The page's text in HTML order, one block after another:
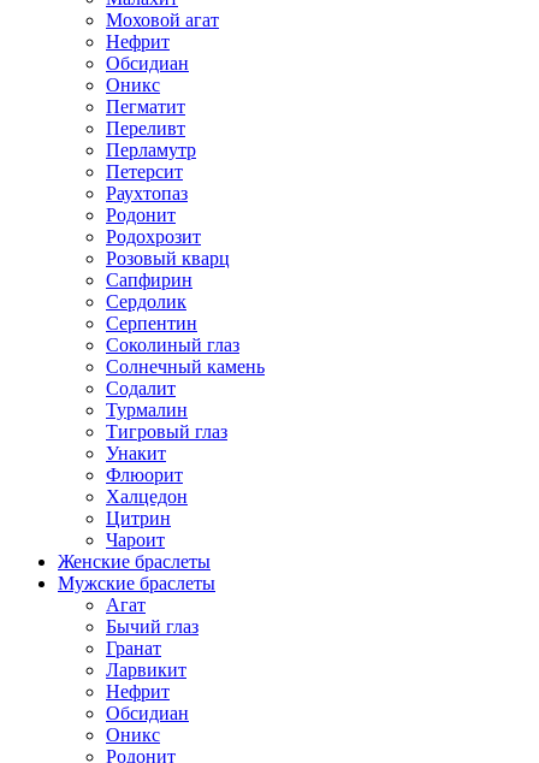
Моховой агат
Нефрит
Обсидиан
Оникс
Пегматит
Переливт
Перламутр
Петерсит
Раухтопаз
Родонит
Родохрозит
Розовый кварц
Сапфирин
Сердолик
Серпентин
Соколиный глаз
Солнечный камень
Содалит
Турмалин
Тигровый глаз
Унакит
Флюорит
Халцедон
Цитрин
Чароит
Женские браслеты
Мужские браслеты
Агат
Бычий глаз
Гранат
Ларвикит
Нефрит
Обсидиан
Оникс
Родонит